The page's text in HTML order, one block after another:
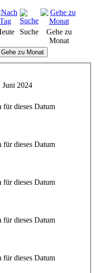
Suche
Gehe zu
Monat
Gehe zu Monat
Juni 2024
für dieses Datum
für dieses Datum
für dieses Datum
für dieses Datum
für dieses Datum